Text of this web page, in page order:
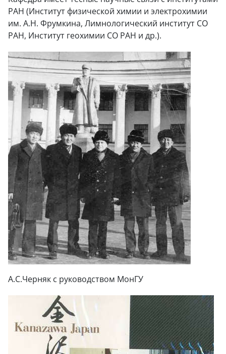
РАН (Институт физической химии и электрохимии
им. А.Н. Фрумкина, Лимнологический институт СО
РАН, Институт геохимии СО РАН и др.).
А.С.Черняк с руководством МонГУ